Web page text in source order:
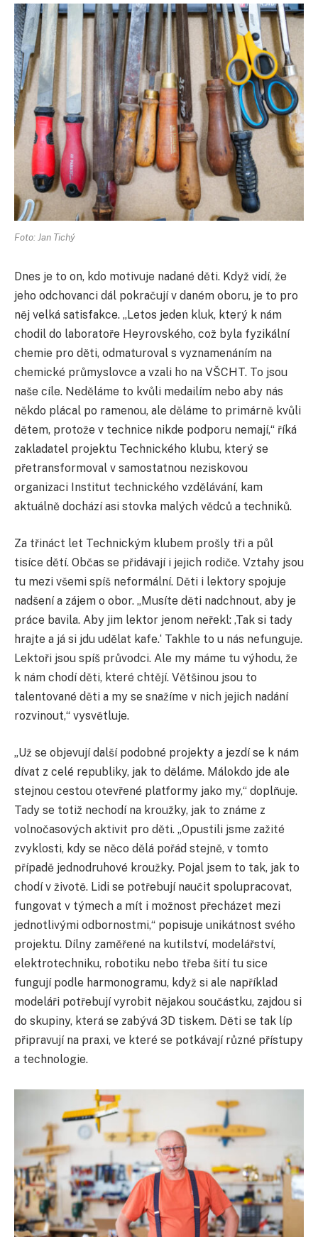
Foto: Jan Tichý
Dnes je to on, kdo motivuje nadané děti. Když vidí, že
jeho odchovanci dál pokračují v daném oboru, je to pro
něj velká satisfakce. „Letos jeden kluk, který k nám
chodil do laboratoře Heyrovského, což byla fyzikální
chemie pro děti, odmaturoval s vyznamenáním na
chemické průmyslovce a vzali ho na VŠCHT. To jsou
naše cíle. Neděláme to kvůli medailím nebo aby nás
někdo plácal po ramenou, ale děláme to primárně kvůli
dětem, protože v technice nikde podporu nemají,“ říká
zakladatel projektu Technického klubu, který se
přetransformoval v samostatnou neziskovou
organizaci Institut technického vzdělávání, kam
aktuálně dochází asi stovka malých vědců a techniků.
Za třináct let Technickým klubem prošly tři a půl
tisíce dětí. Občas se přidávají i jejich rodiče. Vztahy jsou
tu mezi všemi spíš neformální. Děti i lektory spojuje
nadšení a zájem o obor. „Musíte děti nadchnout, aby je
práce bavila. Aby jim lektor jenom neřekl: ,Tak si tady
hrajte a já si jdu udělat kafe.‘ Takhle to u nás nefunguje.
Lektoři jsou spíš průvodci. Ale my máme tu výhodu, že
k nám chodí děti, které chtějí. Většinou jsou to
talentované děti a my se snažíme v nich jejich nadání
rozvinout,“ vysvětluje.
„Už se objevují další podobné projekty a jezdí se k nám
dívat z celé republiky, jak to děláme. Málokdo jde ale
stejnou cestou otevřené platformy jako my,“ doplňuje.
Tady se totiž nechodí na kroužky, jak to známe z
volnočasových aktivit pro děti. „Opustili jsme zažité
zvyklosti, kdy se něco dělá pořád stejně, v tomto
případě jednodruhové kroužky. Pojal jsem to tak, jak to
chodí v životě. Lidi se potřebují naučit spolupracovat,
fungovat v týmech a mít i možnost přecházet mezi
jednotlivými odbornostmi,“ popisuje unikátnost svého
projektu. Dílny zaměřené na kutilství, modelářství,
elektrotechniku, robotiku nebo třeba šití tu sice
fungují podle harmonogramu, když si ale například
modeláři potřebují vyrobit nějakou součástku, zajdou si
do skupiny, která se zabývá 3D tiskem. Děti se tak líp
připravují na praxi, ve které se potkávají různé přístupy
a technologie.